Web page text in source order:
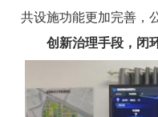
共设施功能更加完善，
创新治理手段 ， 闭